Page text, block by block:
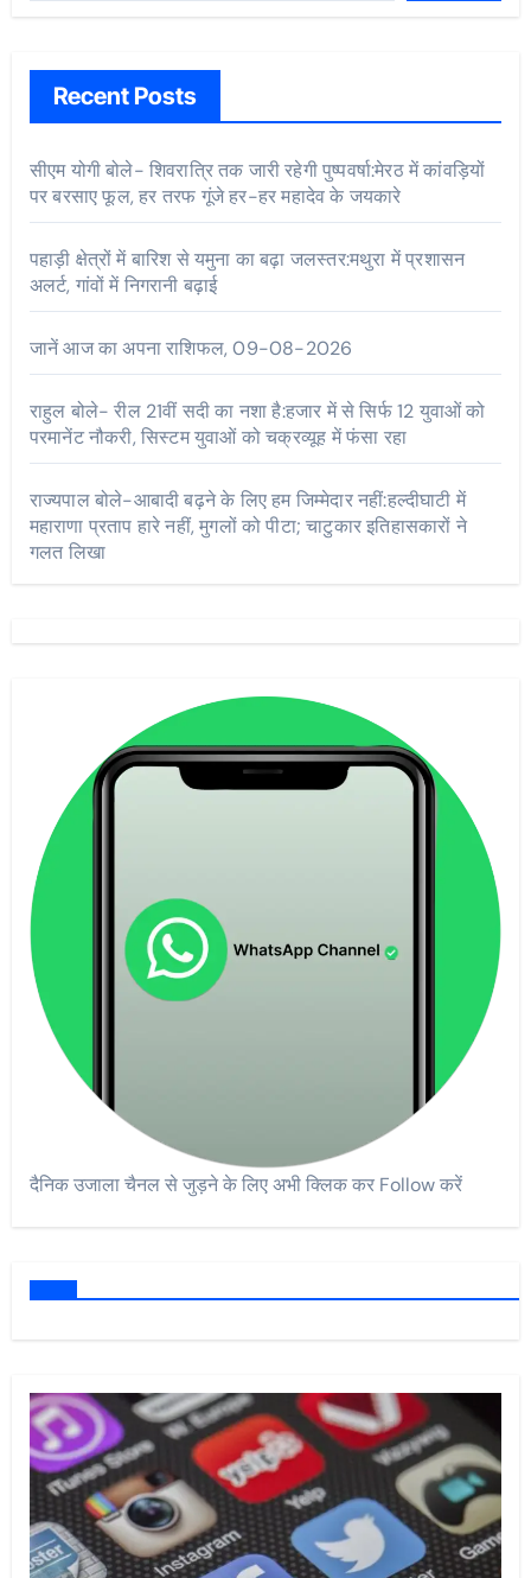
Recent Posts
सीएम योगी बोले- शिवरात्रि तक जारी रहेगी पुष्पवर्षा:मेरठ में कांवड़ियों
पर बरसाए फूल, हर तरफ गूंजे हर-हर महादेव के जयकारे
पहाड़ी क्षेत्रों में बारिश से यमुना का बढ़ा जलस्तर:मथुरा में प्रशासन
अलर्ट, गांवों में निगरानी बढ़ाई
जानें आज का अपना राशिफल, 09-08-2026
राहुल बोले- रील 21वीं सदी का नशा है:हजार में से सिर्फ 12 युवाओं को
परमानेंट नौकरी, सिस्टम युवाओं को चक्रव्यूह में फंसा रहा
राज्यपाल बोले-आबादी बढ़ने के लिए हम जिम्मेदार नहीं:हल्दीघाटी में
महाराणा प्रताप हारे नहीं, मुगलों को पीटा; चाटुकार इतिहासकारों ने
गलत लिखा
दैनिक उजाला चैनल से जुड़ने के लिए अभी क्लिक कर Follow करें